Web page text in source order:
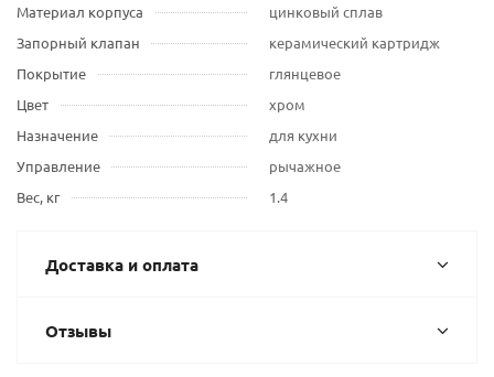
Материал корпуса
цинковый сплав
Запорный клапан
керамический картридж
Покрытие
глянцевое
Цвет
хром
Назначение
для кухни
Управление
рычажное
Вес, кг
1.4
Доставка и оплата
Отзывы